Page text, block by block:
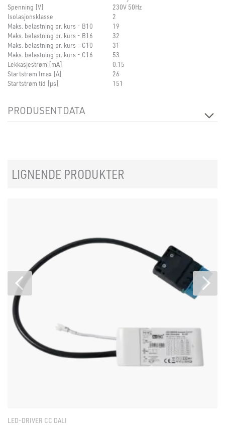
Spenning [V]
230V 50Hz
Isolasjonsklasse
2
Maks. belastning pr. kurs - B10
19
Maks. belastning pr. kurs - B16
32
Maks. belastning pr. kurs - C10
31
Maks. belastning pr. kurs - C16
53
Lekkasjestrøm [mA]
0.15
Startstrøm Imax [A]
26
Startstrøm tid [µs]
151
PRODUSENTDATA
LIGNENDE PRODUKTER
LED-DRIVER CC DALI